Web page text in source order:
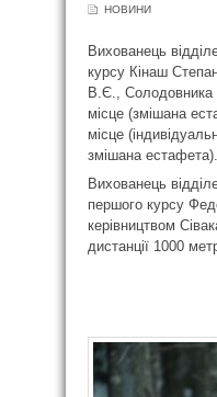
НОВИНИ
Вихованець
курсу Кінаш
В.Є., Солодовника
місце (змішана
місце
змішана естафета).
Вихованець
першого курсу
керівництвом
дистанції 1000